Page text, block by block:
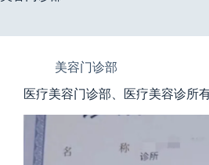
美容门诊部
医疗美容门诊部、医疗美容诊所